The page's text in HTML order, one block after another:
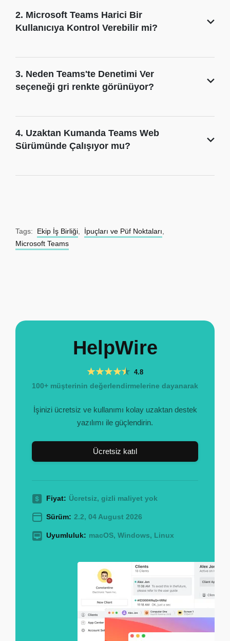
2. Microsoft Teams Harici Bir
Kullanıcıya Kontrol Verebilir mi?
3. Neden Teams'te Denetimi Ver
seçeneği gri renkte görünüyor?
4. Uzaktan Kumanda Teams Web
Sürümünde Çalışıyor mu?
Tags: Ekip İş Birliği İpuçları ve Püf Noktaları
Microsoft Teams
HelpWire
4.8
100+ müşterinin değerlendirmelerine dayanarak
İşinizi ücretsiz ve kullanımı kolay uzaktan destek
yazılımı ile güçlendirin.
Ücretsiz katıl
Fiyat: Ücretsiz, gizli maliyet yok
Sürüm: 2.2, 04 August 2026
Uyumluluk: macOS, Windows, Linux